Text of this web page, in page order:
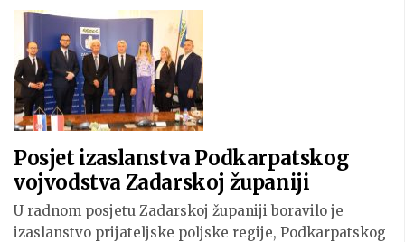
Posjet izaslanstva Podkarpatskog
vojvodstva Zadarskoj županiji
U radnom posjetu Zadarskoj županiji boravilo je
izaslanstvo prijateljske poljske regije, Podkarpatskog